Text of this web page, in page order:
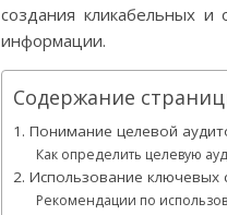
создания кликабельных и
информации.
Содержание
1. Понимание целевой
Как определить целевую
2. Использование ключевых
Рекомендации по